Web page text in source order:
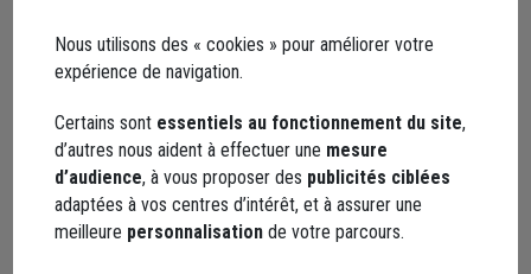
Marque PARTENIA
Acteur majeur dans la fabrication de solutions en polyéthylène
et polypropylène, l’entreprise se distingue par sa forte
Nous utilisons des « cookies » pour améliorer votre
expérience de navigation.
Certains sont essentiels au fonctionnement du site,
d’autres nous aident à effectuer une mesure
d’audience, à vous proposer des publicités ciblées
adaptées à vos centres d’intérêt, et à assurer une
meilleure personnalisation de votre parcours.